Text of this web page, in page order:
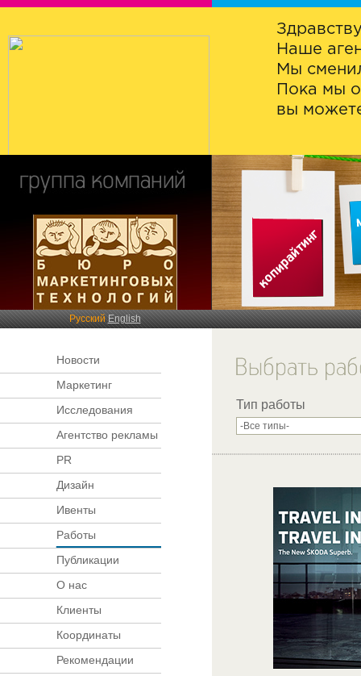
Наше
Мы
Пока мы
вы
РусскийEnglish
Новости
Маркетинг
Исследования
Агентство рекламы
PR
Дизайн
Ивенты
Работы
Публикации
О нас
Клиенты
Координаты
Рекомендации
Тип работы